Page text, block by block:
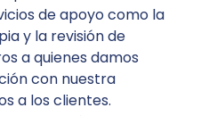
de apoyo como la
y la revisión de
a quienes damos
con nuestra
a los clientes.